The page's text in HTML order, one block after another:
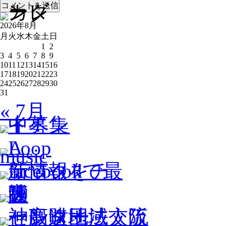
2026年8月
月 火水木金土 日
1
2
3 4 5 6 7 8 9
1011 1213141516
1718192021 2223
24252627282930
31
« 7月